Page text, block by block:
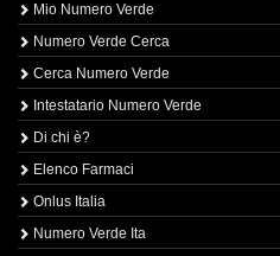
Mio Numero Verde
Numero Verde Cerca
Cerca Numero Verde
Intestatario Numero Verde
Di chi è?
Elenco Farmaci
Onlus Italia
Numero Verde Ita